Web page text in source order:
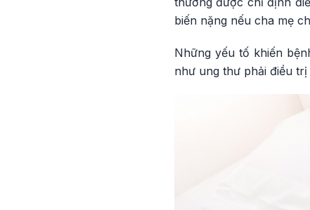
biến nặng nếu cha mẹ
Những yếu tố khiến
như ung thư phải điều trị